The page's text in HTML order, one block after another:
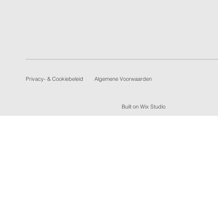
Privacy- & Cookiebeleid Algemene Voorwaarden
Built onWix Studio